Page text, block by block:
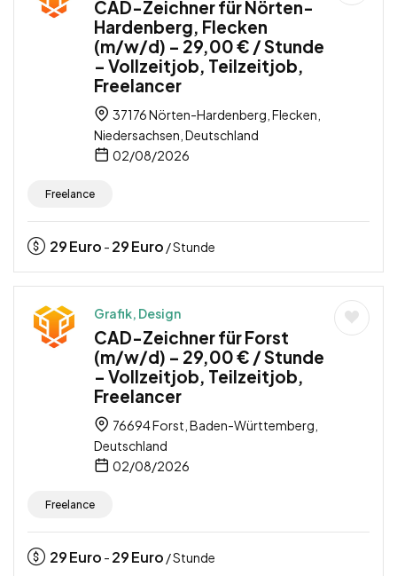
CAD-Zeichner für Nörten-
Hardenberg, Flecken
(m/w/d) – 29,00 € / Stunde
– Vollzeitjob, Teilzeitjob,
Freelancer
37176 Nörten-Hardenberg, Flecken,
Niedersachsen, Deutschland
02/08/2026
Freelance
29Euro - 29Euro / Stunde
Grafik, Design
CAD-Zeichner für Forst
(m/w/d) – 29,00 € / Stunde
– Vollzeitjob, Teilzeitjob,
Freelancer
76694 Forst, Baden-Württemberg,
Deutschland
02/08/2026
Freelance
29Euro - 29Euro / Stunde